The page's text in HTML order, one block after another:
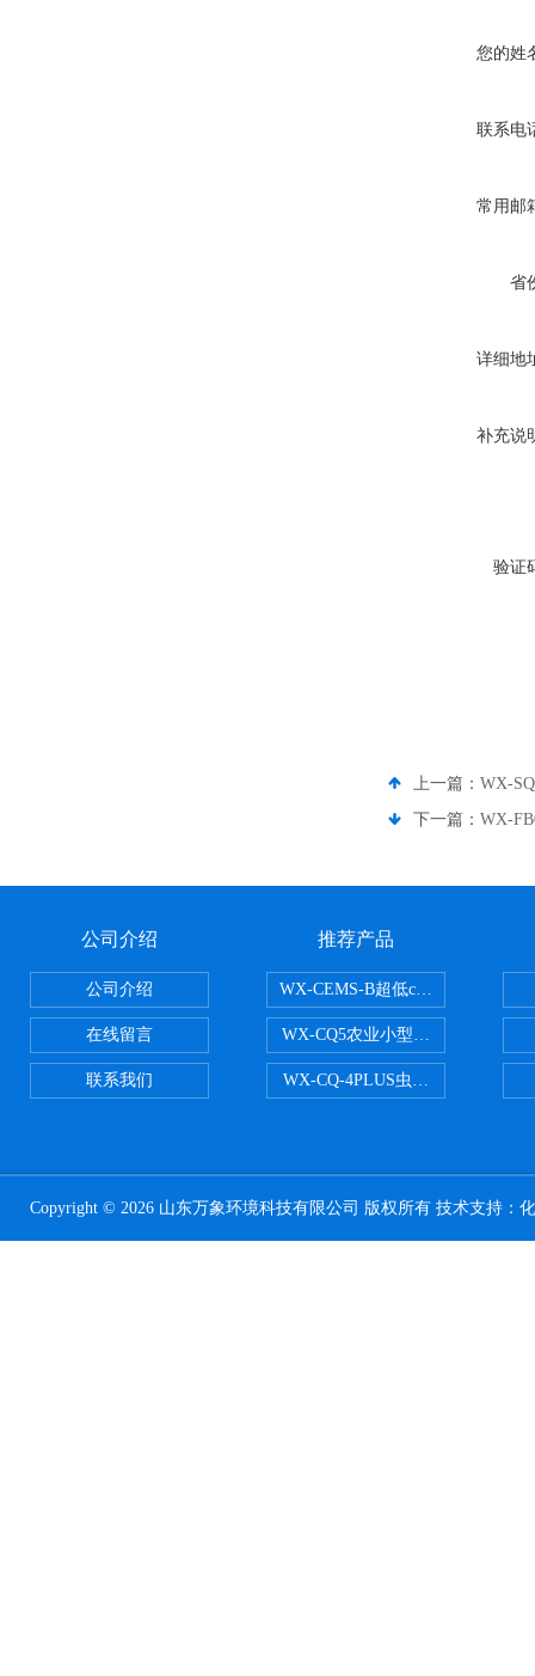
您的姓
联系电
常用邮
省
详细地
补充说
验证
上一篇： WX-
下一篇： WX-
公司介绍
公司介绍
在线留言
联系我们
推荐产品
WX-CEMS-B超低cems烟气监测系
WX-CQ5农业小型气象站
WX-CQ-4PLUS虫情测报灯
Copyright © 2026 山东万象环境科技有限公司 版权所有 技术支持：